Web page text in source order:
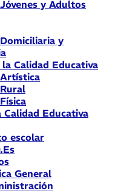
y Adultos
y
Calidad Educativa
Calidad Educativa
escolar
General